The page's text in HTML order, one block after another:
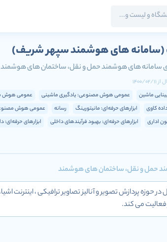
(سامانه های هوشمند سپهر شریف)
سامانه های هوشمند حمل و نقل، ساختمان های هوشمند
از 1400/02/11
ماشین
عمومی هوش مصنوعی: یادگیری ماشینی عمومی هوش
کاوی
ابزارهای حرفه‌ای: مانیتورینگ رسانه عمومی هوش
اداری
ابزارهای حرفه‌ای: بهبود فرآیندهای داخلی ابزارهای حرفه‌ای:
حمل و نقل، ساختمان های هوشمند
شناسه ملی 14010077904 فعال در حوزه پردازش تصویر و آنالیز
می کند.